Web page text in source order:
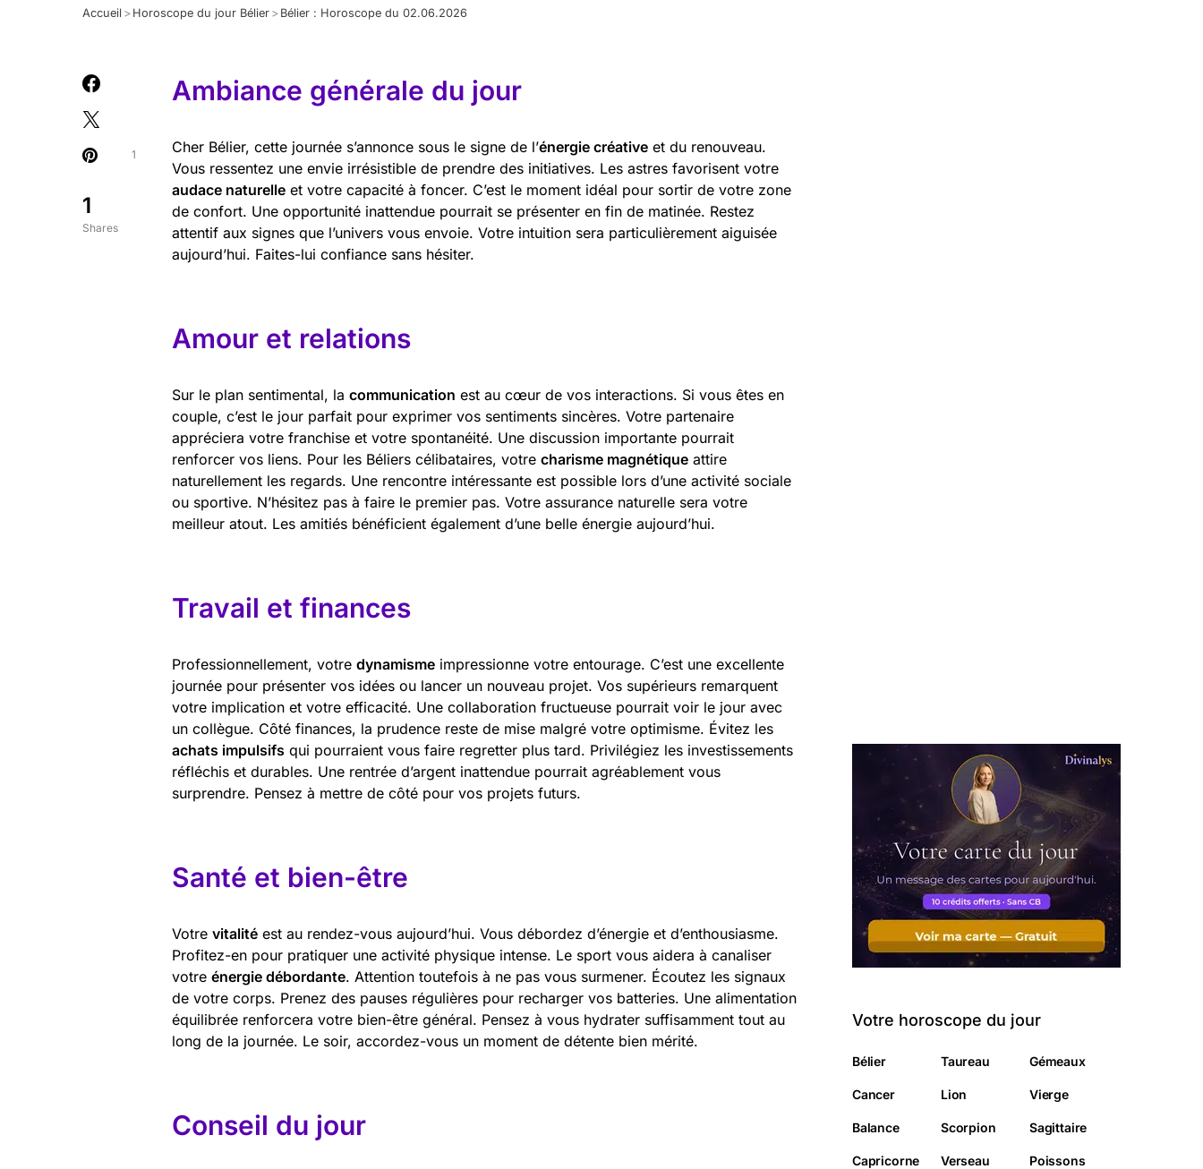
Accueil > Horoscope du jour Bélier > Bélier : Horoscope du 02.06.2026
1
Shares
1
Ambiance générale du jour
Cher Bélier, cette journée s’annonce sous le signe de l’énergie créative et du renouveau.
Vous ressentez une envie irrésistible de prendre des initiatives. Les astres favorisent votre
audace naturelle et votre capacité à foncer. C’est le moment idéal pour sortir de votre zone
de confort. Une opportunité inattendue pourrait se présenter en fin de matinée. Restez
attentif aux signes que l’univers vous envoie. Votre intuition sera particulièrement aiguisée
aujourd’hui. Faites-lui confiance sans hésiter.
Amour et relations
Sur le plan sentimental, la communication est au cœur de vos interactions. Si vous êtes en
couple, c’est le jour parfait pour exprimer vos sentiments sincères. Votre partenaire
appréciera votre franchise et votre spontanéité. Une discussion importante pourrait
renforcer vos liens. Pour les Béliers célibataires, votre charisme magnétique attire
naturellement les regards. Une rencontre intéressante est possible lors d’une activité sociale
ou sportive. N’hésitez pas à faire le premier pas. Votre assurance naturelle sera votre
meilleur atout. Les amitiés bénéficient également d’une belle énergie aujourd’hui.
Travail et finances
Professionnellement, votre dynamisme impressionne votre entourage. C’est une excellente
journée pour présenter vos idées ou lancer un nouveau projet. Vos supérieurs remarquent
votre implication et votre efficacité. Une collaboration fructueuse pourrait voir le jour avec
un collègue. Côté finances, la prudence reste de mise malgré votre optimisme. Évitez les
achats impulsifs qui pourraient vous faire regretter plus tard. Privilégiez les investissements
réfléchis et durables. Une rentrée d’argent inattendue pourrait agréablement vous
surprendre. Pensez à mettre de côté pour vos projets futurs.
Santé et bien-être
Votre vitalité est au rendez-vous aujourd’hui. Vous débordez d’énergie et d’enthousiasme.
Profitez-en pour pratiquer une activité physique intense. Le sport vous aidera à canaliser
votre énergie débordante. Attention toutefois à ne pas vous surmener. Écoutez les signaux
de votre corps. Prenez des pauses régulières pour recharger vos batteries. Une alimentation
équilibrée renforcera votre bien-être général. Pensez à vous hydrater suffisamment tout au
long de la journée. Le soir, accordez-vous un moment de détente bien mérité.
Conseil du jour
Votre horoscope du jour
Bélier Taureau Gémeaux
Cancer Lion Vierge
Balance Scorpion Sagittaire
Capricorne Verseau Poissons